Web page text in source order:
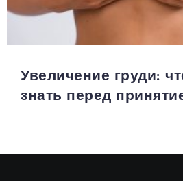
Увеличение груди:
знать перед